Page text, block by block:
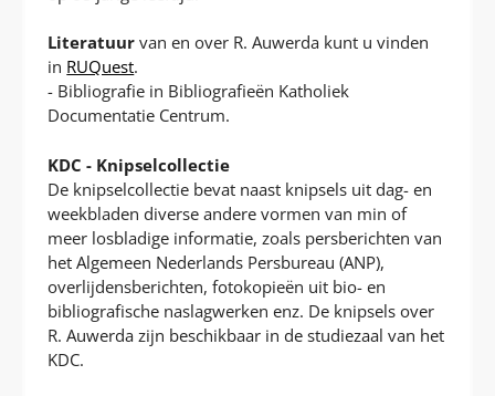
Literatuur van en over R. Auwerda kunt u vinden
in RUQuest.
- Bibliografie in Bibliografieën Katholiek
Documentatie Centrum.
KDC - Knipselcollectie
De knipselcollectie bevat naast knipsels uit dag- en
weekbladen diverse andere vormen van min of
meer losbladige informatie, zoals persberichten van
het Algemeen Nederlands Persbureau (ANP),
overlijdensberichten, fotokopieën uit bio- en
bibliografische naslagwerken enz. De knipsels over
R. Auwerda zijn beschikbaar in de studiezaal van het
KDC.